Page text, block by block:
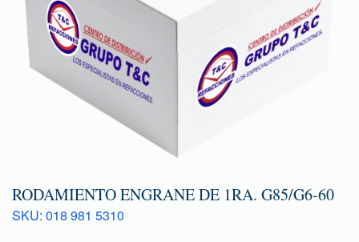
RODAMIENTO ENGRANE DE 1RA. G85/G6-60
SKU: 018 981 5310